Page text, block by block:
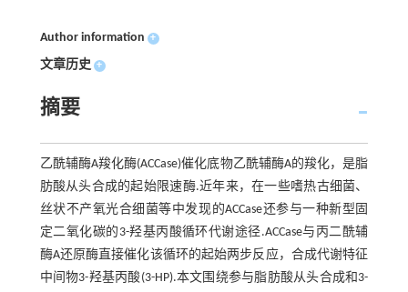
Author information +
文章历史 +
摘要
乙酰辅酶A羧化酶(ACCase)催化底物乙酰辅酶A的羧化，是脂
肪酸从头合成的起始限速酶.近年来，在一些嗜热古细菌、
丝状不产氧光合细菌等中发现的ACCase还参与一种新型固
定二氧化碳的3-羟基丙酸循环代谢途径.ACCase与丙二酰辅
酶A还原酶直接催化该循环的起始两步反应，合成代谢特征
中间物3-羟基丙酸(3-HP).本文围绕参与脂肪酸从头合成和3-